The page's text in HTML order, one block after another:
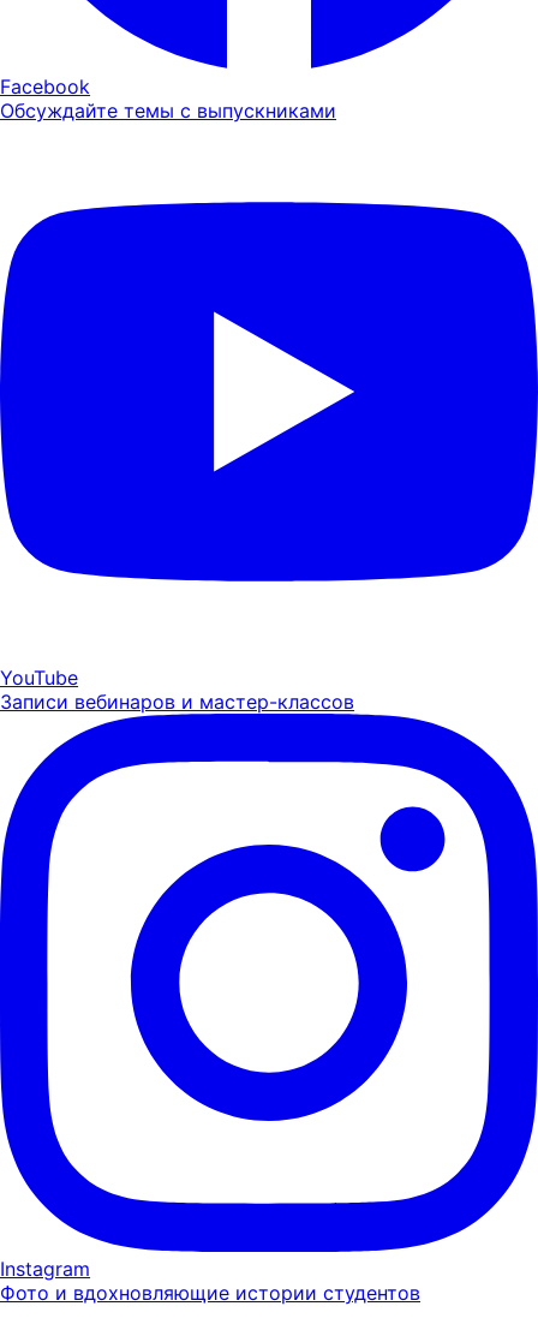
Facebook
Обсуждайте темы с выпускниками
YouTube
Записи вебинаров и мастер-классов
Instagram
Фото и вдохновляющие истории студентов